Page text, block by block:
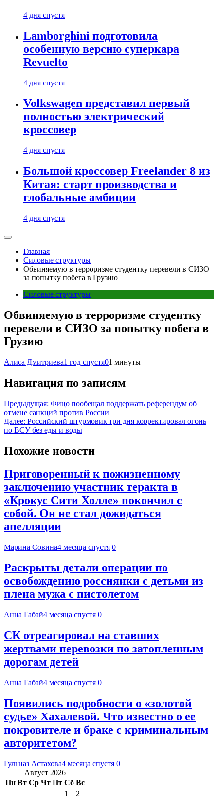
4 дня спустя
Lamborghini подготовила
особенную версию суперкара
Revuelto
4 дня спустя
Volkswagen представил первый
полностью электрический
кроссовер
4 дня спустя
Большой кроссовер Freelander 8 из
Китая: старт производства и
глобальные амбиции
4 дня спустя
Главная
Силовые структуры
Обвиняемую в терроризме студентку перевели в СИЗО
за попытку побега в Грузию
Силовые структуры
Обвиняемую в терроризме студентку
перевели в СИЗО за попытку побега в
Грузию
Алиса Дмитриева1 год спустя01 минуты
Навигация по записям
Предыдущая: Фицо пообещал поддержать референдум об
отмене санкций против России
Далее: Российский штурмовик три дня корректировал огонь
по ВСУ без еды и воды
Похожие новости
Приговоренный к пожизненному
заключению участник теракта в
«Крокус Сити Холле» покончил с
собой. Он не стал дожидаться
апелляции
Марина Совина4 месяца спустя 0
Раскрыты детали операции по
освобождению россиянки с детьми из
плена мужа с пистолетом
Анна Габай4 месяца спустя 0
СК отреагировал на ставших
жертвами перевозки по затопленным
дорогам детей
Анна Габай4 месяца спустя 0
Появились подробности о «золотой
судье» Хахалевой. Что известно о ее
покровителе и браке с криминальным
авторитетом?
Гульназ Астахова4 месяца спустя 0
Август 2026
Пн Вт Ср Чт Пт Сб Вс
1
2